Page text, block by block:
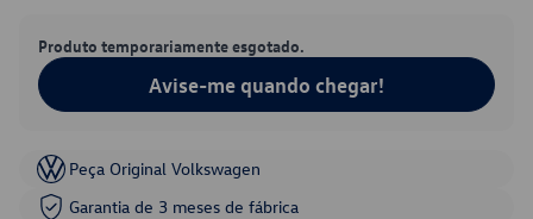
Produto temporariamente esgotado.
Avise-me quando chegar!
Peça Original Volkswagen
Garantia de 3 meses de fábrica